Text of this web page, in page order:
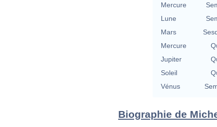
Mercure
Lune
Mars
Mercure
Jupiter
Soleil
Vénus
Biographie de